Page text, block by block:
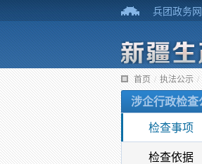
兵团政务网
首页 / 执法公示 /
涉企行政检查
检查事项
检查依据